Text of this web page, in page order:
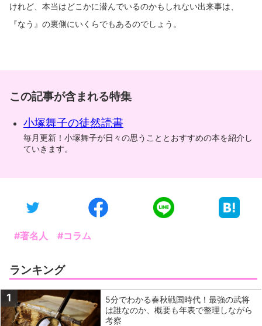
けれど、本当はどこかに潜んでいるのかもしれない出来事は、
『なう』の裏側にいくらでもあるのでしょう。
この記事が含まれる特集
小塚舞子の徒然読書
毎月更新！小塚舞子が日々の思うこととおすすめの本を紹介し
ていきます。
#著名人 #コラム
ランキング
1
5分でわかる春秋戦国時代！最強の武将
は誰なのか、概要も年表で整理しながら
考察